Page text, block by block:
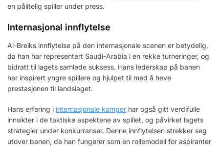
en pålitelig spiller under press.
Internasjonal innflytelse
Al-Breiks innflytelse på den internasjonale scenen er betydelig,
da han har representert Saudi-Arabia i en rekke turneringer, og
bidratt til lagets samlede suksess. Hans lederskap på banen
har inspirert yngre spillere og hjulpet til med å heve
prestasjonen til landslaget.
Hans erfaring i internasjonale kamper har også gitt verdifulle
innsikter i de taktiske aspektene av spillet, og påvirket lagets
strategier under konkurranser. Denne innflytelsen strekker seg
utover banen, da han fungerer som en rollemodell for aspiranter